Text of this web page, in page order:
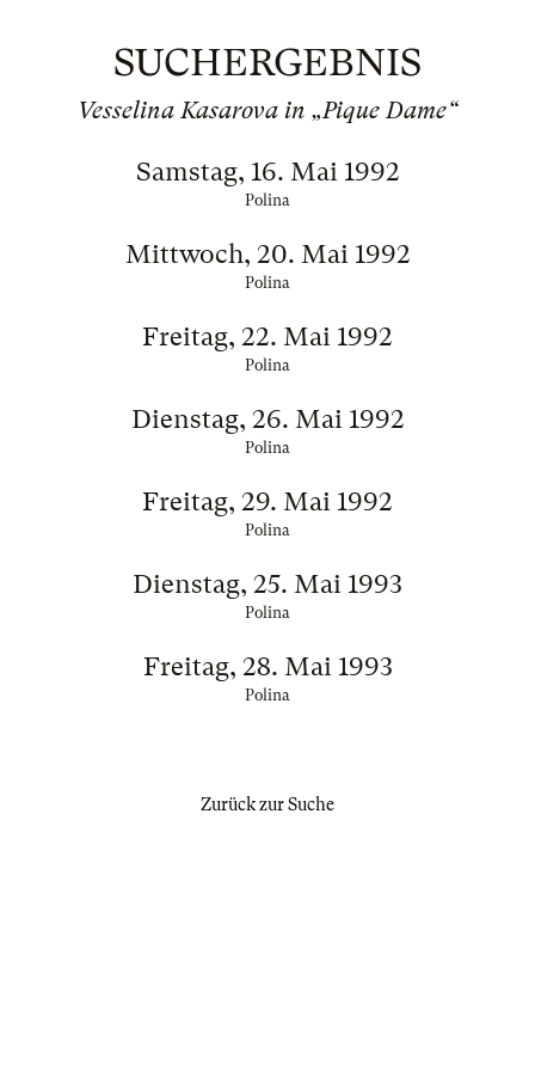
SUCHERGEBNIS
Vesselina Kasarova in „Pique Dame“
Samstag, 16. Mai 1992
Polina
Mittwoch, 20. Mai 1992
Polina
Freitag, 22. Mai 1992
Polina
Dienstag, 26. Mai 1992
Polina
Freitag, 29. Mai 1992
Polina
Dienstag, 25. Mai 1993
Polina
Freitag, 28. Mai 1993
Polina
Zurück zur Suche